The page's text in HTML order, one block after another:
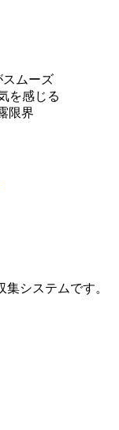
スムーズ
を感じる
限界
システムです。